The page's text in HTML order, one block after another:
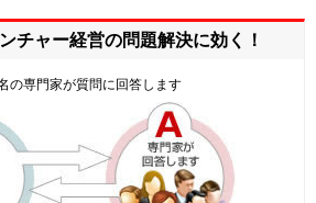
チャー経営の問題解決に効く！
の専門家が質問に回答します